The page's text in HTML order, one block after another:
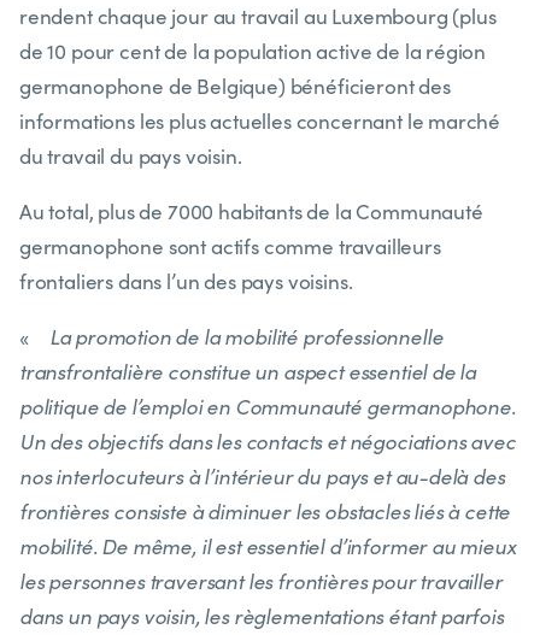
rendent chaque jour au travail au Luxembourg (plus
de 10 pour cent de la population active de la région
germanophone de Belgique) bénéficieront des
informations les plus actuelles concernant le marché
du travail du pays voisin.
Au total, plus de 7000 habitants de la Communauté
germanophone sont actifs comme travailleurs
frontaliers dans l’un des pays voisins.
«
La promotion de la mobilité professionnelle
transfrontalière constitue un aspect essentiel de la
politique de l’emploi en Communauté germanophone.
Un des objectifs dans les contacts et négociations avec
nos interlocuteurs à l’intérieur du pays et au-delà des
frontières consiste à diminuer les obstacles liés à cette
mobilité. De même, il est essentiel d’informer au mieux
les personnes traversant les frontières pour travailler
dans un pays voisin, les règlementations étant parfois